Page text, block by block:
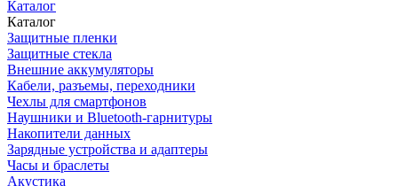
Каталог
Каталог
Защитные пленки
Защитные стекла
Внешние аккумуляторы
Кабели, разъемы, переходники
Чехлы для смартфонов
Наушники и Bluetooth-гарнитуры
Накопители данных
Зарядные устройства и адаптеры
Часы и браслеты
Акустика